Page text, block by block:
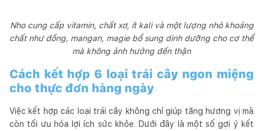
Nho cung cấp vitamin, chất xơ, ít kali và một lượng nhỏ khoáng
chất như đồng, mangan, magie bổ sung dinh dưỡng cho cơ thể
mà không ảnh hưởng đến thận
Cách kết hợp 6 loại trái cây ngon miệng
cho thực đơn hàng ngày
Việc kết hợp các loại trái cây không chỉ giúp tăng hương vị mà
còn tối ưu hóa lợi ích sức khỏe. Dưới đây là một số gợi ý kết